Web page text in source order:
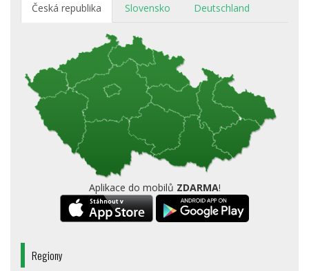
Česká republika Slovensko Deutschland
Aplikace do mobilů ZDARMA!
Regiony